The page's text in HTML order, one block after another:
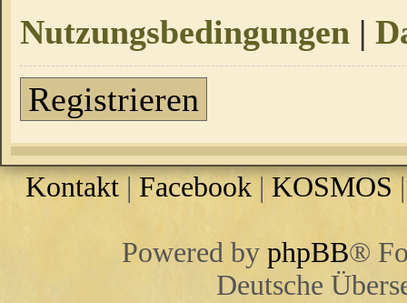
Nutzungsbedingungen |
Registrieren
Kontakt | Facebook |KOSMOS
Powered by phpBB®
Deutsche